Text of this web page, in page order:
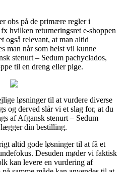
obs på de primære regler i
hvilken returneringsret e-shoppen
også relevant, at man altid
man når som helst vil kunne
stenurt – Sedum pachyclados,
til en dreng eller pige.
løsninger til at vurdere diverse
og derved slår vi et slag for, at du
af Afgansk stenurt – Sedum
din bestilling.
altid gode løsninger til at få et
Desuden møder vi faktisk
kan levere en vurdering af